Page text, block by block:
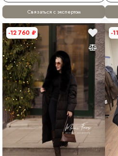
Связаться с экспертом
-12 760 ₽ -